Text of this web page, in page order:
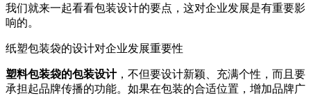
我们就来一起看看包装设计的要点，这对企业发展是有重要影
响的。
纸塑包装袋的设计对企业发展重要性
塑料包装袋的包装设计，不但要设计新颖、充满个性，而且要
承担起品牌传播的功能。如果在包装的合适位置，增加品牌广